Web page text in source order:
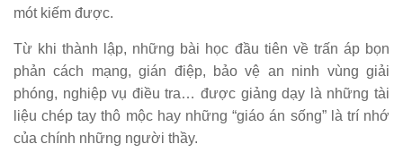
mót kiếm được.
Từ khi thành lập, những bài học đầu tiên về trấn áp bọn
phản cách mạng, gián điệp, bảo vệ an ninh vùng giải
phóng, nghiệp vụ điều tra… được giảng dạy là những tài
liệu chép tay thô mộc hay những “giáo án sống” là trí nhớ
của chính những người thầy.